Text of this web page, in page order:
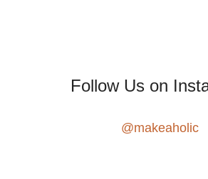
Follow Us on
@makeaholic